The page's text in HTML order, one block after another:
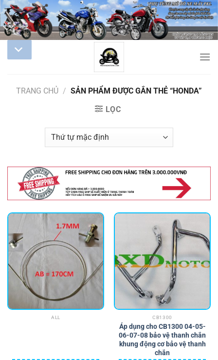
TRANG CHỦ / SẢN PHẨM ĐƯỢC GẮN THẺ “HONDA”
LỌC
ALL CB1300
Áp dụng cho CB1300 04-05-
06-07-08 bảo vệ thanh chắn
khung động cơ bảo vệ thanh
chắn